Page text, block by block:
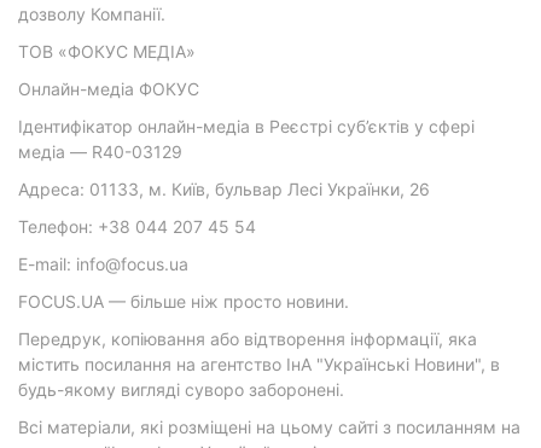
дозволу Компанії.
ТОВ «ФОКУС МЕДІА»
Онлайн-медіа ФОКУС
Ідентифікатор онлайн-медіа в Реєстрі суб’єктів у сфері
медіа — R40-03129
Адреса: 01133, м. Київ, бульвар Лесі Українки, 26
Телефон: +38 044 207 45 54
E-mail: info@focus.ua
FOCUS.UA — більше ніж просто новини.
Передрук, копіювання або відтворення інформації, яка
містить посилання на агентство ІнА "Українські Новини", в
будь-якому вигляді суворо заборонені.
Всі матеріали, які розміщені на цьому сайті з посиланням на